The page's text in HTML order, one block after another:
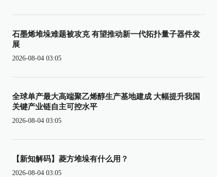
石墨烯堆垛难题被攻克 有望推动新一代拓扑量子器件发
展
2026-08-04 03:05
全球单产最大高端聚乙烯醇生产基地建成 大幅提升我国
关键产业链自主可控水平
2026-08-04 03:05
【新知解码】菱方堆垛有什么用？
2026-08-04 03:05